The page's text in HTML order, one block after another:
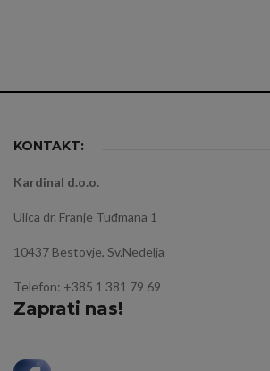
KONTAKT:
Kardinal d.o.o.
Ulica dr. Franje Tuđmana 1
10437 Bestovje, Sv.Nedelja
Telefon: +385 1 381 79 69
Zaprati nas!